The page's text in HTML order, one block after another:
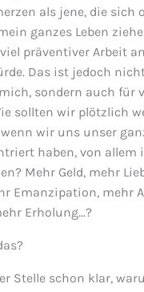
als jene, die sich
ganzes Leben
präventiver Arbeit
Das ist jedoch
sondern auch für
sollten wir plötzlich
wir uns unser
haben, von allem
Mehr Geld, mehr
Emanzipation, mehr
Erholung…?
Stelle schon klar,